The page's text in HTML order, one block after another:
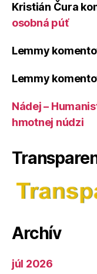
Kristián Čura
osobná púť
Lemmy
Lemmy
Nádej –
hmotnej núdzi
Archív
júl 2026